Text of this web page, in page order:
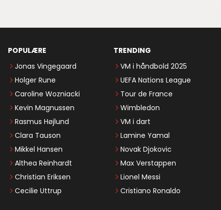
POPULÆRE
Jonas Vingegaard
Holger Rune
Caroline Wozniacki
Kevin Magnussen
Rasmus Højlund
Clara Tauson
Mikkel Hansen
Althea Reinhardt
Christian Eriksen
Cecilie Uttrup
TRENDING
VM i håndbold 2025
UEFA Nations League
Tour de France
Wimbledon
VM i dart
Lamine Yamal
Novak Djokovic
Max Verstappen
Lionel Messi
Cristiano Ronaldo